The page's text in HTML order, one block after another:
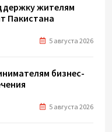
жителям
Пакистана
5 августа 2026
бизнес-
5 августа 2026